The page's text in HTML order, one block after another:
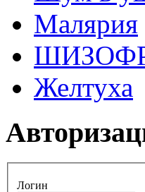
Малярия
Желтуха
Логин